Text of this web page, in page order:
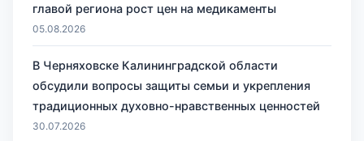
главой региона рост цен на медикаменты
05.08.2026
В Черняховске Калининградской области
обсудили вопросы защиты семьи и укрепления
традиционных духовно-нравственных ценностей
30.07.2026